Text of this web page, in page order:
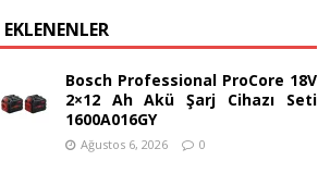
Bosch Professional ProCore 18V
2×12 Ah Akü Şarj Cihazı Seti
1600A016GY
Ağustos 6, 2026 0